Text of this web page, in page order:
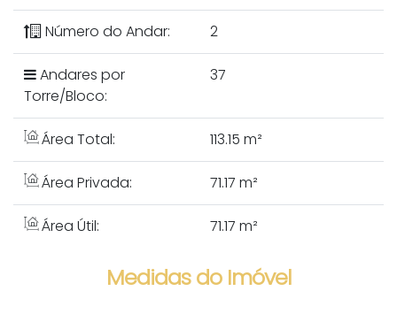
Número do Andar: 2
Andares por
Torre/Bloco:
37
Área Total: 113.15 m²
Área Privada: 71.17 m²
Área Útil: 71.17 m²
Medidas do Imóvel